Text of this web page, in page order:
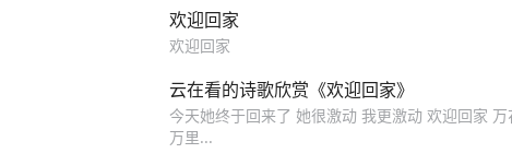
欢迎回家
欢迎回家
云在看的诗歌欣赏《欢迎回家》
今天她终于回来了 她很激动 我更激动 欢迎回家
万里...